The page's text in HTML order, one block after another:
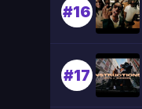
#16
#17